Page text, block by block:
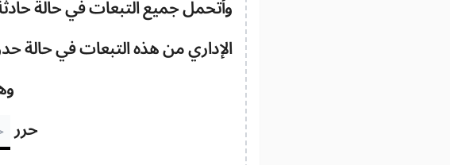
وأتحمل جميع التبعات في حالة
الإداري من هذه التبعات في حالة
حرر